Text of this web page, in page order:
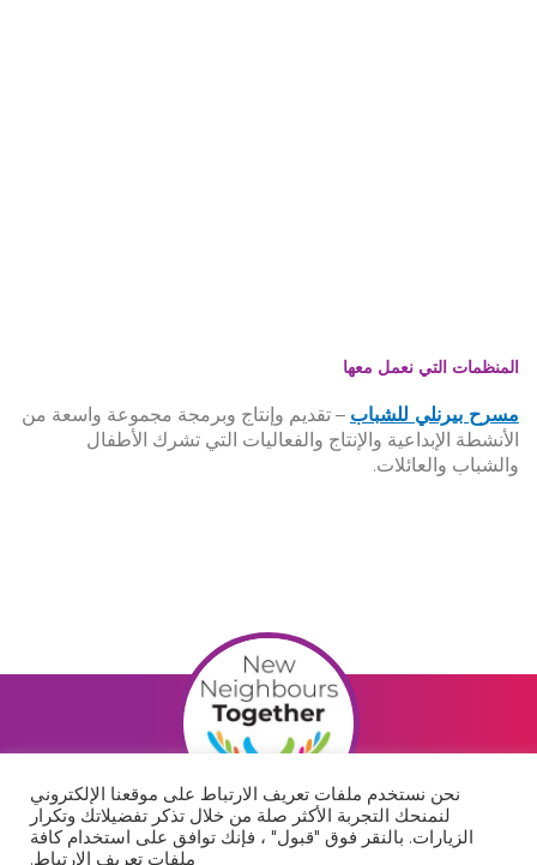
المنظمات التي نعمل معها
مسرح بيرنلي للشباب – تقديم وإنتاج وبرمجة مجموعة واسعة من
الأنشطة الإبداعية والإنتاج والفعاليات التي تشرك الأطفال
والشباب والعائلات.
ا
نحن نستخدم ملفات تعريف الارتباط على موقعنا الإلكتروني
لنمنحك التجربة الأكثر صلة من خلال تذكر تفضيلاتك وتكرار
الزيارات. بالنقر فوق "قبول" ، فإنك توافق على استخدام كافة
ملفات تعريف الارتباط.